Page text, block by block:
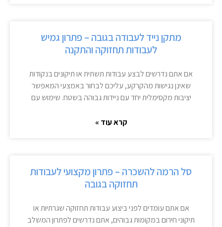
מתקן נייד לעבודה בגובה – פתרון גמיש
לעבודות תחזוקה והתקנה
אם אתם נדרשים לבצע עבודות תשתית או תיקונים בנקודות
שאינן נגישות מהקרקע, עליכם לבחור באמצעי המאפשר
יציבות מקסימלית יחד עם ניידות גבוהה בשטח. שימוש עם
קרא עוד »
סל הרמה להשכרה – פתרון מקצועי לעבודות
תחזוקה בגובה
אם אתם עומדים לפני ביצוע עבודות תחזוקה שגרתיות או
תיקוני חירום במקומות גבוהים, אתם נדרשים לפתרון המשלב